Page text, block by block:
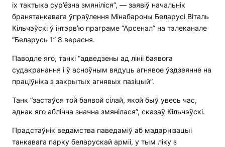
іх тактыка сур’ёзна змяніліся”, — заявіў начальнік
бранятанкавага ўпраўлення Мінабароны Беларусі Віталь
Кільчэўскі ў інтэрв’ю праграме “Арсенал” на тэлеканале
“Беларусь 1” 8 верасня.
Паводле яго, танкі “адведзены ад лініі баявога
судакранання і ў асноўным вядуць агнявое ўздзеянне на
праціўніка з закрытых агнявых пазіцый”.
Танк “застаўся той баявой сілай, якой быў увесь час,
аднак яго аблічча значна змянілася”, сказаў Кільчэўскі.
Прадстаўнік ведамства паведаміў аб мадэрнізацыі
танкавага парку беларускай арміі, у тым ліку з